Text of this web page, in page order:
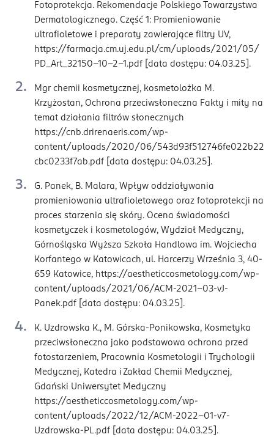
Fotoprotekcja. Rekomendacje Polskiego Towarzystwa
Dermatologicznego. Część 1: Promieniowanie
ultrafioletowe i preparaty zawierające filtry UV,
https://farmacja.cm.uj.edu.pl/cm/uploads/2021/05/
PD_Art_32150-10-2-1.pdf [data dostępu: 04.03.25].
Mgr chemii kosmetycznej, kosmetolożka M.
Krzyżostan, Ochrona przeciwsłoneczna Fakty i mity na
temat działania filtrów słonecznych
https://cnb.drirenaeris.com/wp-
content/uploads/2020/06/543d93f512746fe022b22
cbc0233f7ab.pdf [data dostępu: 04.03.25].
G. Panek, B. Malara, Wpływ oddziaływania
promieniowania ultrafioletowego oraz fotoprotekcji na
proces starzenia się skóry. Ocena świadomości
kosmetyczek i kosmetologów, Wydział Medyczny,
Górnośląska Wyższa Szkoła Handlowa im. Wojciecha
Korfantego w Katowicach, ul. Harcerzy Września 3, 40-
659 Katowice, https://aestheticcosmetology.com/wp-
content/uploads/2021/06/ACM-2021-03-vJ-
Panek.pdf [data dostępu: 04.03.25].
K. Uzdrowska K., M. Górska-Ponikowska, Kosmetyka
przeciwsłoneczna jako podstawowa ochrona przed
fotostarzeniem, Pracownia Kosmetologii i Trychologii
Medycznej, Katedra i Zakład Chemii Medycznej,
Gdański Uniwersytet Medyczny
https://aestheticcosmetology.com/wp-
content/uploads/2022/12/ACM-2022-01-v7-
Uzdrowska-PL.pdf [data dostępu: 04.03.25].